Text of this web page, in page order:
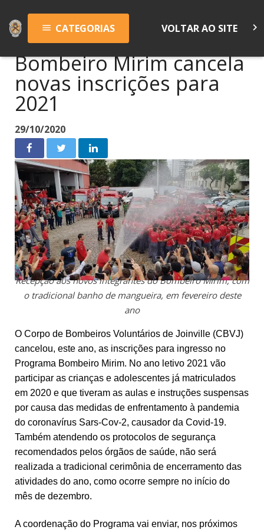
menu CATEGORIAS VOLTAR AO SITE keyboard_arrow_right
Bombeiro Mirim cancela
novas inscrições para
2021
29/10/2020
Recepção aos novos integrantes do Bombeiro Mirim, com
o tradicional banho de mangueira, em fevereiro deste
ano
O Corpo de Bombeiros Voluntários de Joinville (CBVJ)
cancelou, este ano, as inscrições para ingresso no
Programa Bombeiro Mirim. No ano letivo 2021 vão
participar as crianças e adolescentes já matriculados
em 2020 e que tiveram as aulas e instruções suspensas
por causa das medidas de enfrentamento à pandemia
do coronavírus Sars-Cov-2, causador da Covid-19.
Também atendendo os protocolos de segurança
recomendados pelos órgãos de saúde, não será
realizada a tradicional cerimônia de encerramento das
atividades do ano, como ocorre sempre no início do
mês de dezembro.
A coordenação do Programa vai enviar, nos próximos